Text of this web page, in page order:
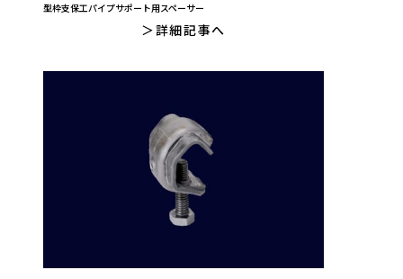
型枠支保工パイプサポート用スペーサー
詳細記事へ